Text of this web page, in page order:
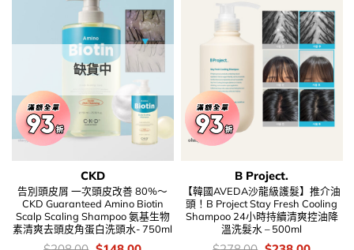
缺貨中
CKD
告別頭皮屑 一次頭皮改善 80%～
CKD Guaranteed Amino Biotin
Scalp Scaling Shampoo 氨基生物
素清爽去頭皮角蛋白洗頭水- 750ml
B Project.
【韓國AVEDA沙龍級護髮】推介油
頭！B Project Stay Fresh Cooling
Shampoo 24小時持續清爽控油降
溫洗髮水 – 500ml